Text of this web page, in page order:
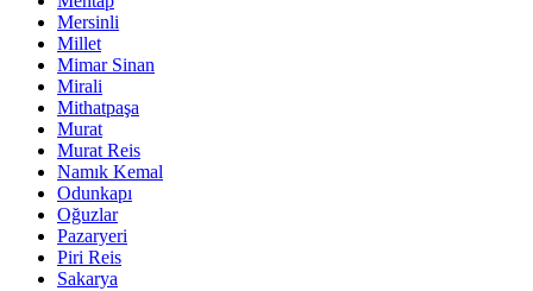
Mersinli
Millet
Mimar Sinan
Mirali
Mithatpaşa
Murat
Murat Reis
Namık Kemal
Odunkapı
Oğuzlar
Pazaryeri
Piri Reis
Sakarya